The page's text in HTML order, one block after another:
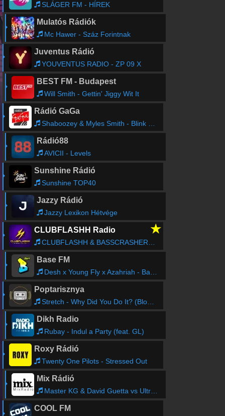
SLÁGER FM - HÍREK
Mulatós Rádiók
Mc Hawer - Száz Forintnak
Juventus Rádió
YOUVENTUS RADIO - ZP 09 X
BEST FM - Budapest
Will Smith - Gettin' Jiggy Wit It
Rádió GaGa
Shaboozey & Myles Smith - Blink Twice
Rádió88
AVICII - Levels
Sunshine Rádió
Sunshine TOP40
Jazzy Rádió
Jazzy Lexikon Hétvége
CLUBFLASHH Radio ★
CLUBFLASHH & BASSCRASHER PRESENTS - GUEST MIX EPISODE 16
Base FM
Desh x Young Fly x Azahriah - Bakpakk
Poptarisznya
Stretch - Why Did You Do It? (Blow Your Funky Horn Mix)
Dikh Radio
Rubay - Indul a Party (feat. GL)
Roxy Rádió
Twenty One Pilots - Stressed Out
Mix Rádió
Master KG & David Guetta vs Ultra Nate - Shine Your Fre Light (Santaniello x Parisi x La Mantia & B - Sights Mash Bootleg Extended Mix)
COOL FM